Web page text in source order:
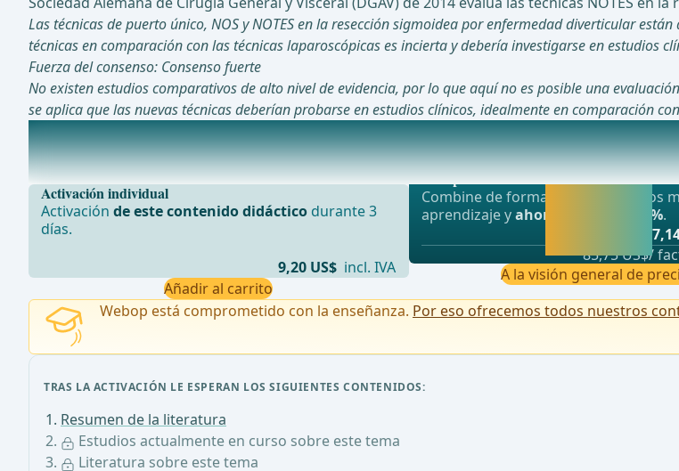
Las técnicas de puerto único, NOS y NOTES en la resección sigmoidea por enfermedad diverticular
técnicas en comparación con las técnicas laparoscópicas es incierta y debería investigarse en estudios
Fuerza del consenso: Consenso fuerte
No existen estudios comparativos de alto nivel de evidencia, por lo que aquí no es posible una
se aplica que las nuevas técnicas deberían probarse en estudios clínicos, idealmente en comparación
Estudios actualmente en curso sobre este tema
Cirugía de extracción de muestras por orificio natural para el cáncer colorrectal (NOSE para
Activación individual
Activaciónde este contenido didáctico durante 3
días.
9,20 US$ incl. IVA
Añadir al carrito
Oferta más popular
webop - Ahorro flexible
Combine de forma flexible nuestros
aprendizaje yahorre hasta un 50%.
85,75 US$/
A la visión general de
Webop está comprometido con la enseñanza. Por eso ofrecemos todos nuestros
TRAS LA ACTIVACIÓN LE ESPERAN LOS SIGUIENTES CONTENIDOS:
Resumen de la literatura
Estudios actualmente en curso sobre este tema
Literatura sobre este tema